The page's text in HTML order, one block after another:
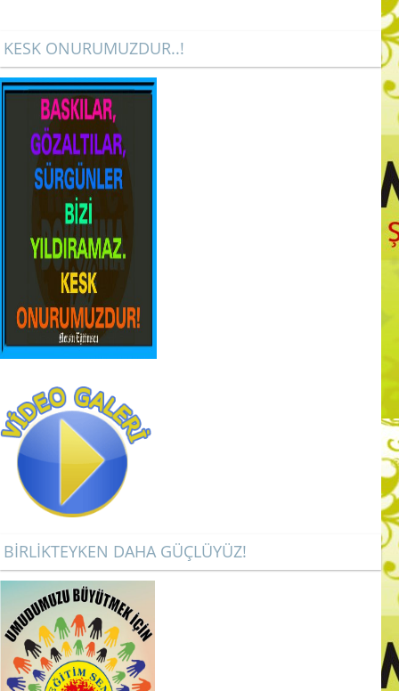
KESK ONURUMUZDUR..!
BİRLİKTEYKEN DAHA GÜÇLÜYÜZ!